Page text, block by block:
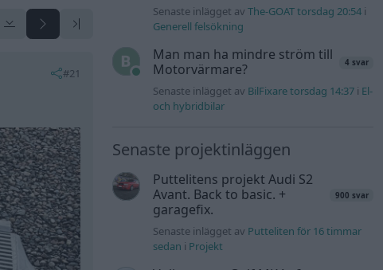
#21
Senaste inlägget avThe-GOAT torsdag 20:54 i
Generell felsökning
Man man ha mindre ström till
Motorvärmare?
4 svar
Senaste inlägget av BilFixare torsdag 14:37 i El-
och hybridbilar
Senaste projektinläggen
Puttelitens projekt Audi S2
Avant. Back to basic. +
garagefix.
900 svar
Senaste inlägget av Putteliten för 16 timmar
sedan i Projekt